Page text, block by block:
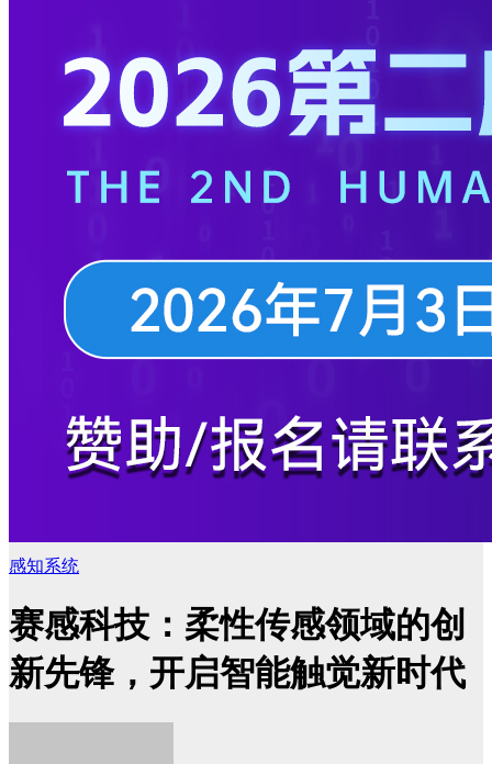
感知系统
赛感科技：柔性传感领域的创
新先锋，开启智能触觉新时代